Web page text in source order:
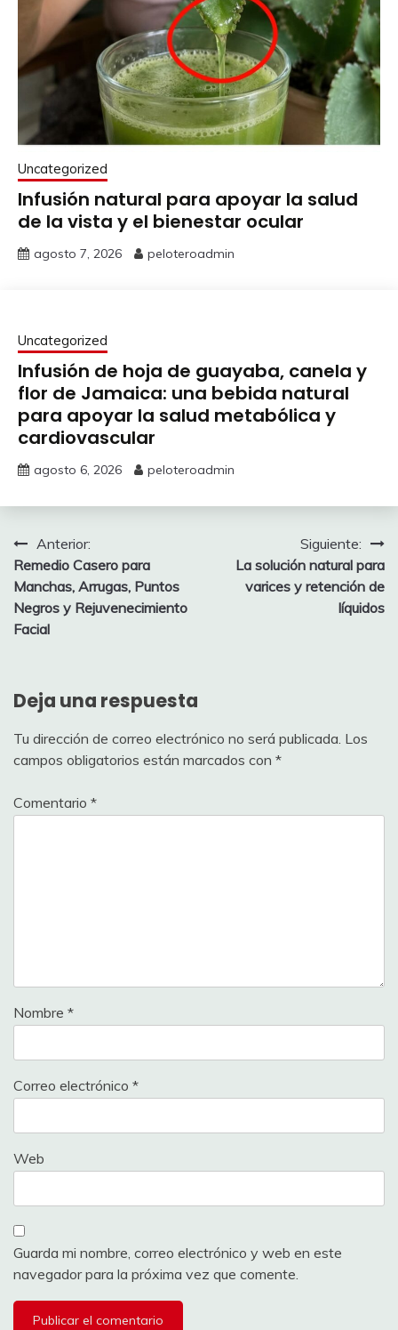
Uncategorized
Infusión natural para apoyar la salud
de la vista y el bienestar ocular
agosto 7, 2026 peloteroadmin
Uncategorized
Infusión de hoja de guayaba, canela y
flor de Jamaica: una bebida natural
para apoyar la salud metabólica y
cardiovascular
agosto 6, 2026 peloteroadmin
Navegación
de
entradas
Anterior:
Remedio Casero para
Manchas, Arrugas, Puntos
Negros y Rejuvenecimiento
Facial
Siguiente:
La solución natural para
varices y retención de
líquidos
Deja una respuesta
Tu dirección de correo electrónico no será publicada. Los
campos obligatorios están marcados con *
Comentario *
Nombre *
Correo electrónico *
Web
Guarda mi nombre, correo electrónico y web en este
navegador para la próxima vez que comente.